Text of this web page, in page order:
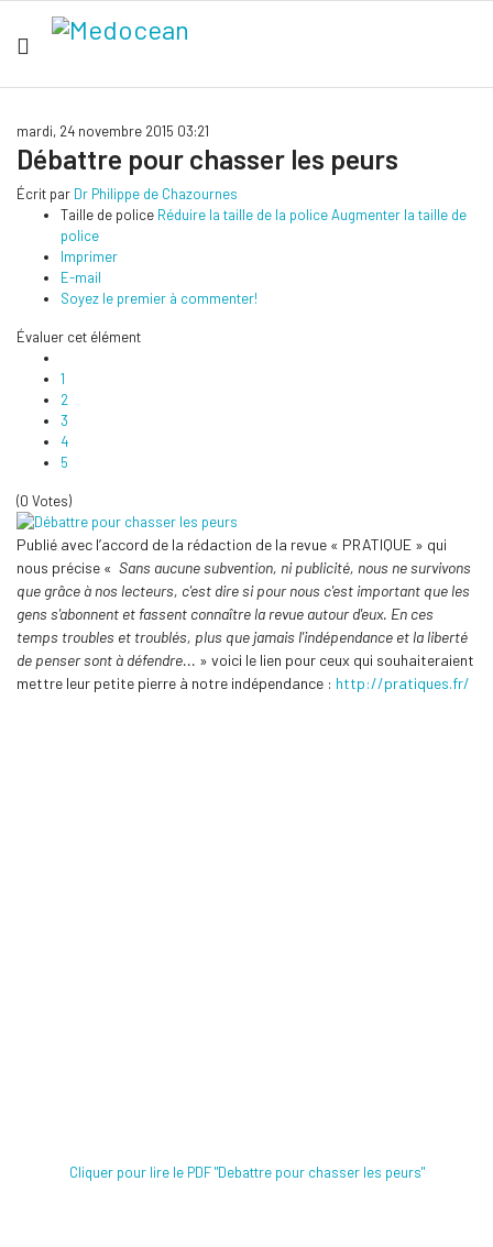
mardi, 24 novembre 2015 03:21
Débattre pour chasser les peurs
Écrit par Dr Philippe de Chazournes
Taille de police Réduire la taille de la policeAugmenter la taille de
police
Imprimer
E-mail
Soyez le premier à commenter!
Évaluer cet élément
1
2
3
4
5
(0 Votes)
Publié avec l’accord de la rédaction de la revue « PRATIQUE » qui
nous précise « Sans aucune subvention, ni publicité, nous ne survivons
que grâce à nos lecteurs, c'est dire si pour nous c'est important que les
gens s'abonnent et fassent connaître la revue autour d'eux. En ces
temps troubles et troublés, plus que jamais l'indépendance et la liberté
de penser sont à défendre... » voici le lien pour ceux qui souhaiteraient
mettre leur petite pierre à notre indépendance : http://pratiques.fr/
Cliquer pour lire le PDF "Debattre pour chasser les peurs"